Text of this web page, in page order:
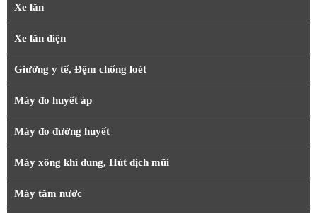
Xe lăn
Xe lăn điện
Giường y tế, Đệm chống loét
Máy đo huyết áp
Máy đo đường huyết
Máy xông khí dung, Hút dịch mũi
Máy tăm nước